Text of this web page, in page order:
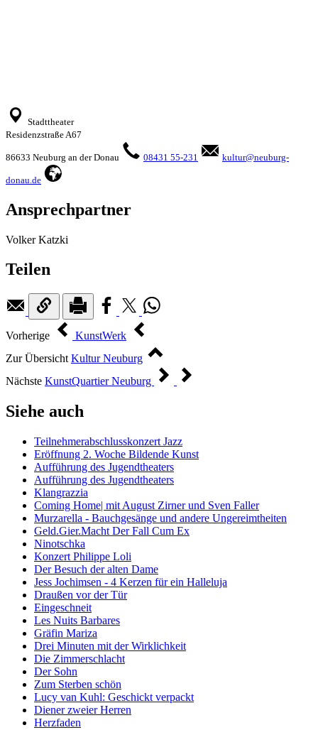
Stadttheater
Residenzstraße A67
86633 Neuburg an der Donau 08431 55-231 kultur@neuburg-
donau.de
Ansprechpartner
Volker Katzki
Teilen
Vorherige
KunstWerk
Zur Übersicht Kultur Neuburg
Nächste KunstQuartier Neuburg
Siehe auch
Teilnehmerabschlusskonzert Jazz
Eröffnung 2. Woche Bildende Kunst
Aufführung des Jugendtheaters
Aufführung des Jugendtheaters
Klangrazzia
Coming Home| mit August Zirner und Sven Faller
Murzarella - Bauchgesänge und andere Ungereimtheiten
Geld.Gier.Macht Der Fall Cum Ex
Ninotschka
Konzert Philippe Loli
Der Besuch der alten Dame
Jess Jochimsen - 4 Kerzen für ein Halleluja
Draußen vor der Tür
Eingeschneit
Les Nuits Barbares
Gräfin Mariza
Drei Minuten mit der Wirklichkeit
Die Zimmerschlacht
Der Sohn
Zum Sterben schön
Lucy van Kuhl: Geschickt verpackt
Diener zweier Herren
Herzfaden